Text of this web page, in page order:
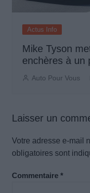
Actus Info
Mike Tyson
enchères à un
Auto Pour Vous
Laisser un
Votre adresse e-mail
obligatoires sont
Commentaire *